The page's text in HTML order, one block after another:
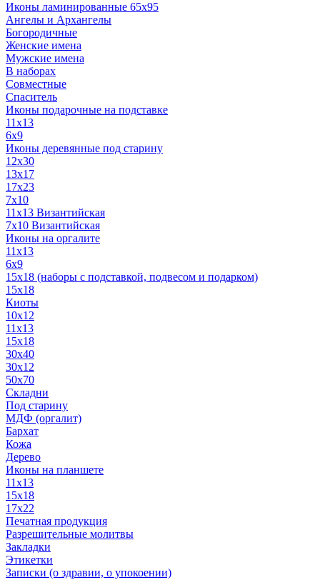
Иконы ламинированные 65x95
Ангелы и Архангелы
Богородичные
Женские имена
Мужские имена
В наборах
Совместные
Спаситель
Иконы подарочные на подставке
11x13
6x9
Иконы деревянные под старину
12х30
13x17
17x23
7x10
11x13 Византийская
7x10 Византийская
Иконы на оргалите
11x13
6x9
15х18 (наборы с подставкой, подвесом и подарком)
15x18
Киоты
10x12
11x13
15x18
30x40
30х12
50x70
Складни
Под старину
МДФ (оргалит)
Бархат
Кожа
Дерево
Иконы на планшете
11х13
15х18
17х22
Печатная продукция
Разрешительные молитвы
Закладки
Этикетки
Записки (о здравии, о упокоении)